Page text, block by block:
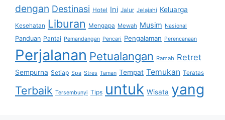
dengan Destinasi Hotel Ini Jalur Jelajahi Keluarga
Kesehatan Liburan Mengapa Mewah Musim Nasional
Panduan Pantai Pemandangan Pencari Pengalaman Perencanaan
Perjalanan Petualangan Ramah Retret
Sempurna Setiap Spa Stres Taman Tempat Temukan Teratas
Terbaik Tersembunyi Tips untuk Wisata yang